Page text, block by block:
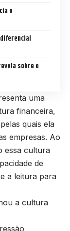
o
sobre o
uma
financeira,
quais ela
empresas. Ao
essa cultura
de
a leitura para
a cultura